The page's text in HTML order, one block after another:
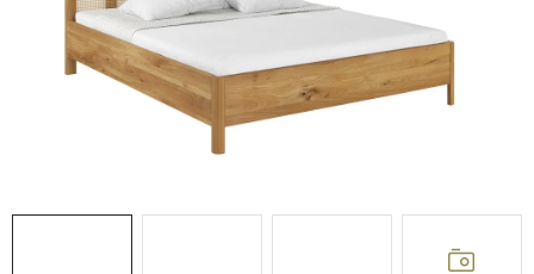
Reklamácia a vrátenie tovaru
Metódy platieb na našom webe
Naša spoločenská zodpovednosť